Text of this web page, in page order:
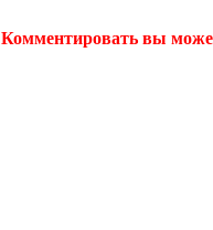
Комментировать вы